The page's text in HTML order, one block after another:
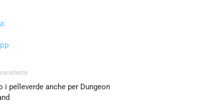
i pelleverde anche per Dungeon